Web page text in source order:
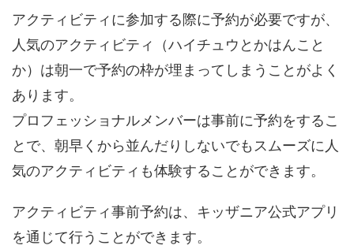
アクティビティに参加する際に予約が必要ですが、
人気のアクティビティ（ハイチュウとかはんこと
か）は朝一で予約の枠が埋まってしまうことがよく
あります。
プロフェッショナルメンバーは事前に予約をするこ
とで、朝早くから並んだりしないでもスムーズに人
気のアクティビティも体験することができます。
アクティビティ事前予約は、キッザニア公式アプリ
を通じて行うことができます。